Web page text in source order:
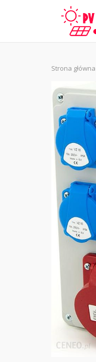
Strona główna